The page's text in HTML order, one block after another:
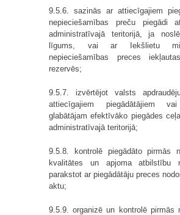
9.5.6. sazinās ar attiecīgajiem
nepieciešamības preču piegādi
administratīvajā teritorijā, ja
līgums, vai ar Iekšlietu
nepieciešamības preces
rezervēs;
9.5.7. izvērtējot valsts
attiecīgajiem piegādātājiem
glabātājam efektīvāko piegādes
administratīvajā teritorijā;
9.5.8. kontrolē piegādāto pirmās
kvalitātes un apjoma atbilstību
parakstot ar piegādātāju preces
aktu;
9.5.9. organizē un kontrolē pirmās